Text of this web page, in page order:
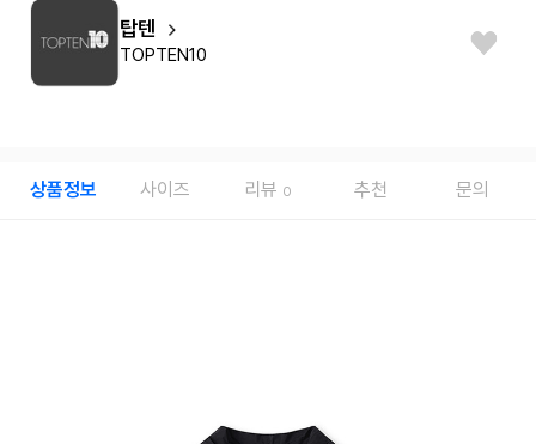
탑텐
TOPTEN10
상품정보 사이즈 리뷰 0 추천 문의